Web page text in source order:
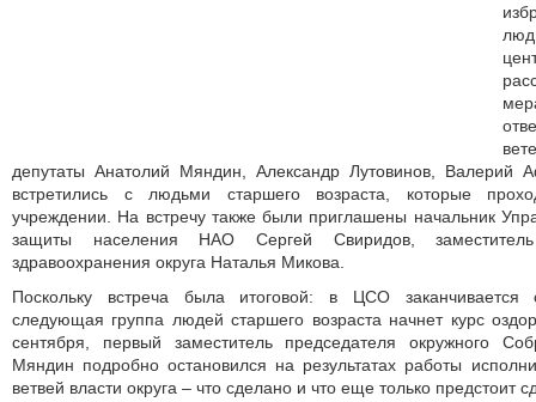
депутаты Анатолий Мяндин, Александр Лутовинов, Валерий
встретились с людьми старшего возраста, которые
учреждении. На встречу также были приглашены начальник
защиты населения НАО Сергей Свиридов, заместитель
здравоохранения округа Наталья Микова.
Поскольку встреча была итоговой: в ЦСО заканчивается
следующая группа людей старшего возраста начнет курс
сентября, первый заместитель председателя окружного
Мяндин подробно остановился на результатах работы
ветвей власти округа – что сделано и что еще только предстоит